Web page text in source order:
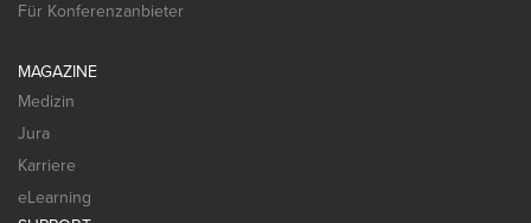
Für Konferenzanbieter
MAGAZINE
Medizin
Jura
Karriere
eLearning